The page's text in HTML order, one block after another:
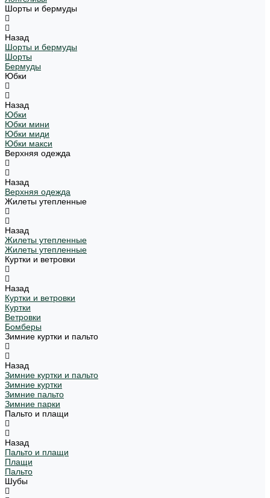
Шорты и бермуды
Назад
Шорты и бермуды
Шорты
Бермуды
Юбки
Назад
Юбки
Юбки мини
Юбки миди
Юбки макси
Верхняя одежда
Назад
Верхняя одежда
Жилеты утепленные
Назад
Жилеты утепленные
Жилеты утепленные
Куртки и ветровки
Назад
Куртки и ветровки
Куртки
Ветровки
Бомберы
Зимние куртки и пальто
Назад
Зимние куртки и пальто
Зимние куртки
Зимние пальто
Зимние парки
Пальто и плащи
Назад
Пальто и плащи
Плащи
Пальто
Шубы